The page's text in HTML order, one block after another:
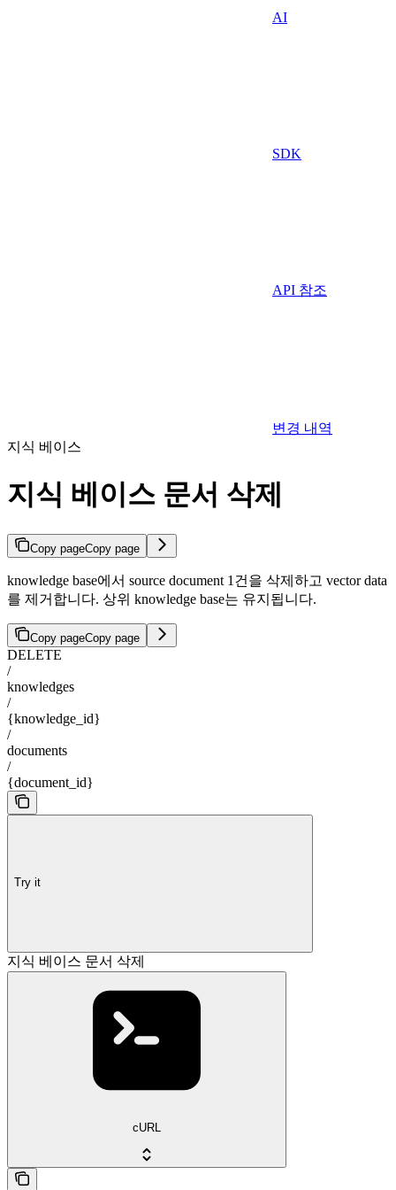
AI
SDK
API 참조
변경 내역
지식 베이스
지식 베이스 문서 삭제
Copy pageCopy page
knowledge base에서 source document 1건을 삭제하고 vector data
를 제거합니다. 상위 knowledge base는 유지됩니다.
Copy pageCopy page
DELETE
/
knowledges
/
{knowledge_id}
/
documents
/
{document_id}
Try it
지식 베이스 문서 삭제
cURL